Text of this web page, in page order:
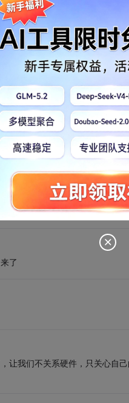
转发到动态 举报
了
让我们不关系硬件，只关心自